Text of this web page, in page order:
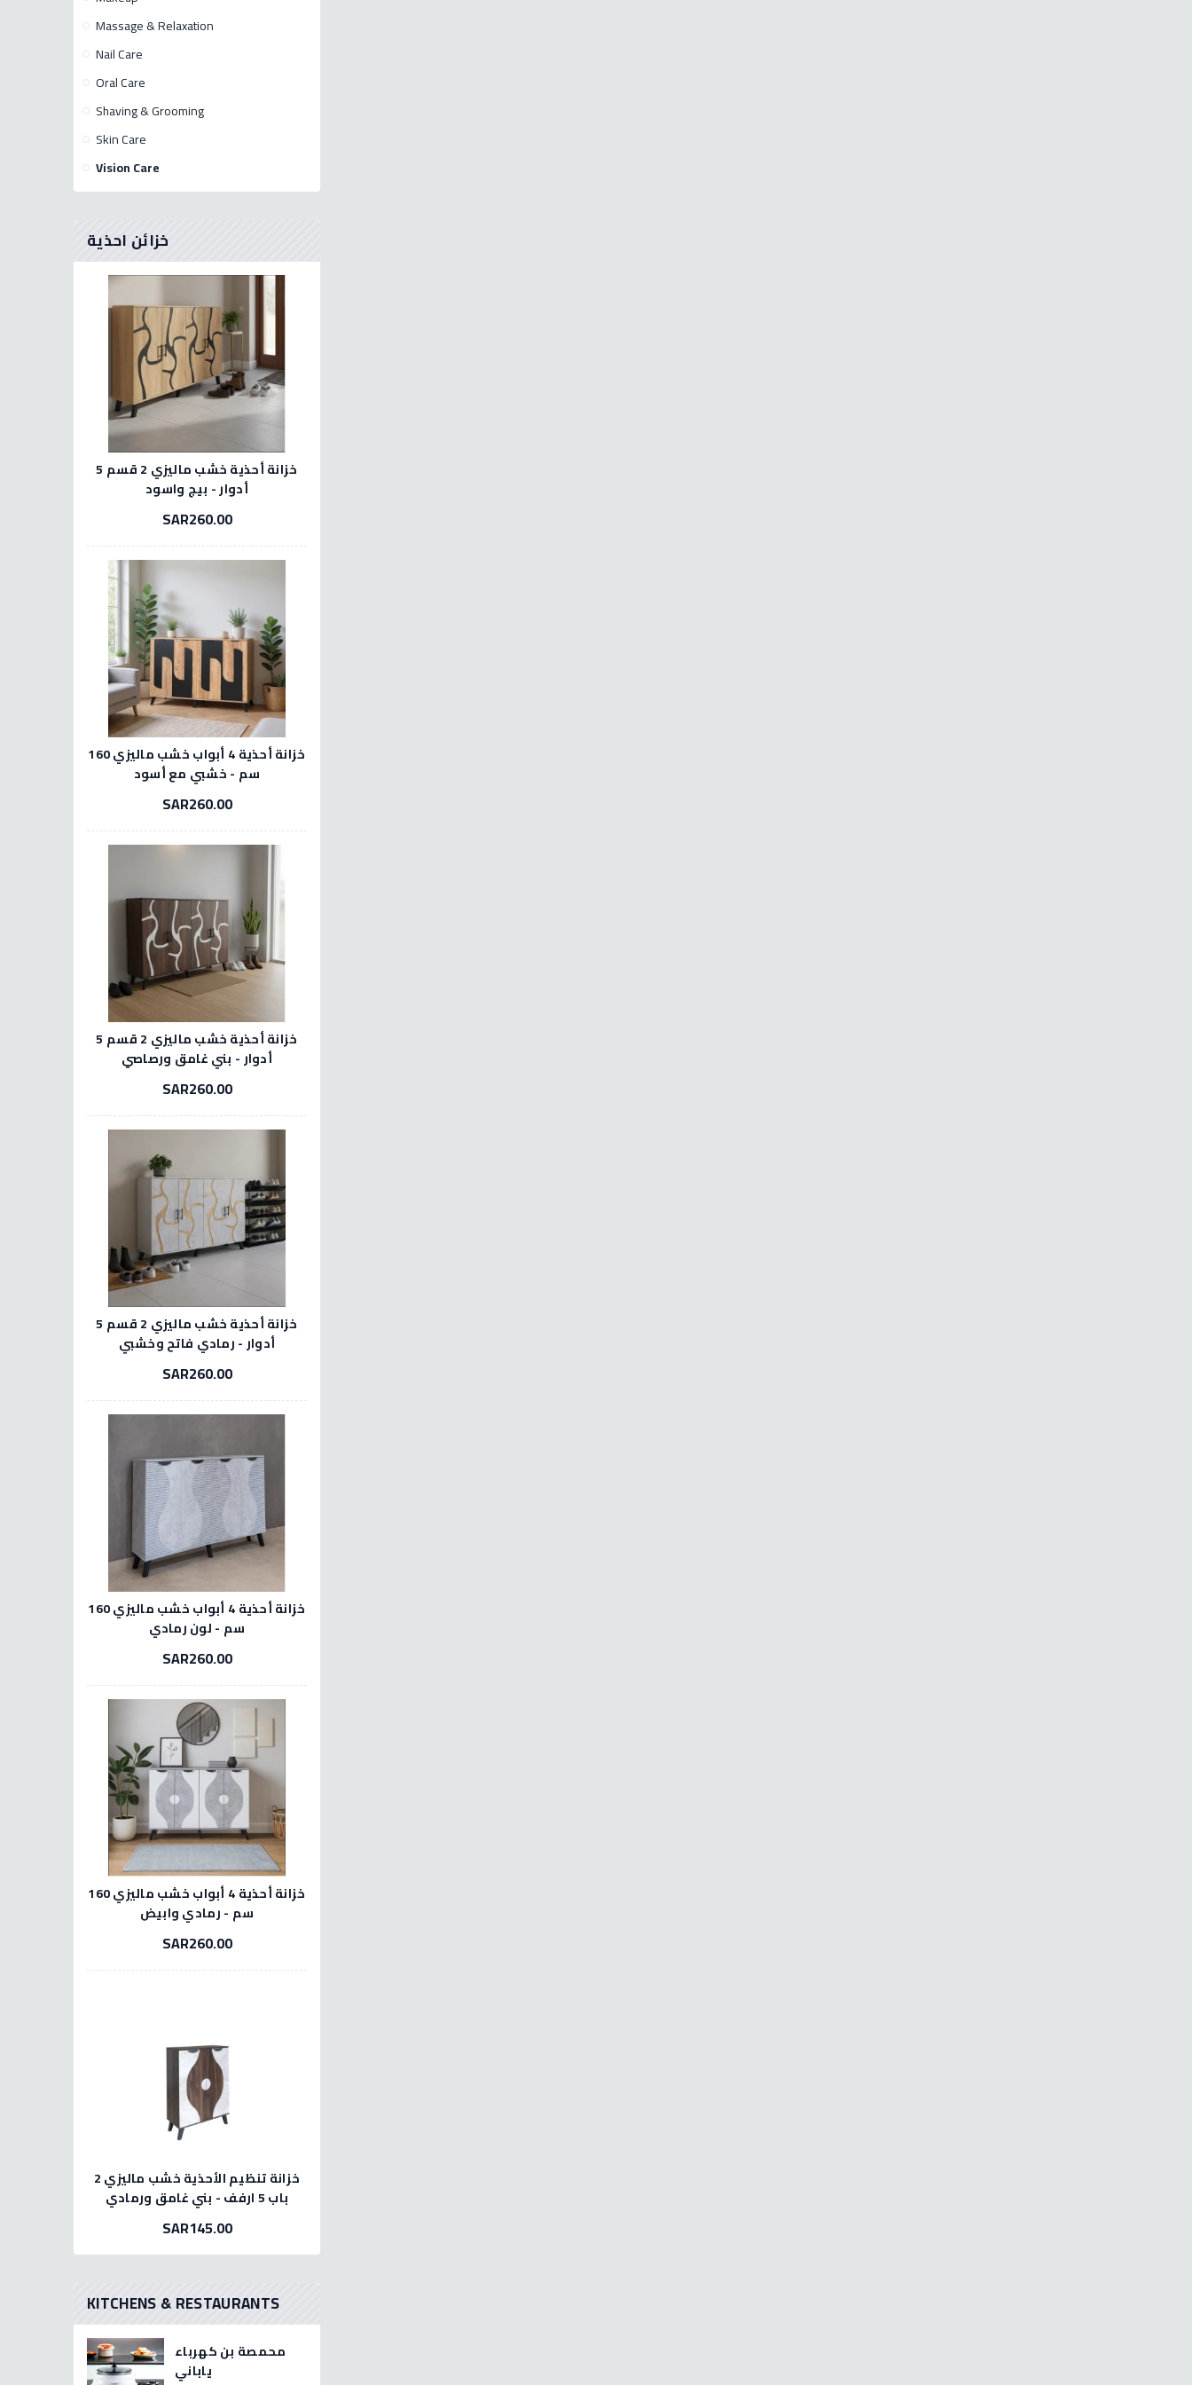
Massage & Relaxation
Nail Care
Oral Care
Shaving & Grooming
Skin Care
Vision Care
خزائن احذية
خزانة أحذية خشب ماليزي 2 قسم 5
أدوار - بيج واسود
SAR260.00
خزانة أحذية 4 أبواب خشب ماليزي 160
سم - خشبي مع أسود
SAR260.00
خزانة أحذية خشب ماليزي 2 قسم 5
أدوار - بني غامق ورصاصي
SAR260.00
خزانة أحذية خشب ماليزي 2 قسم 5
أدوار - رمادي فاتح وخشبي
SAR260.00
خزانة أحذية 4 أبواب خشب ماليزي 160
سم - لون رمادي
SAR260.00
خزانة أحذية 4 أبواب خشب ماليزي 160
سم - رمادي وابيض
SAR260.00
خزانة تنظيم الأحذية خشب ماليزي 2
باب 5 ارفف - بني غامق ورمادي
SAR145.00
KITCHENS & RESTAURANTS
محمصة بن كهرباء
ياباني